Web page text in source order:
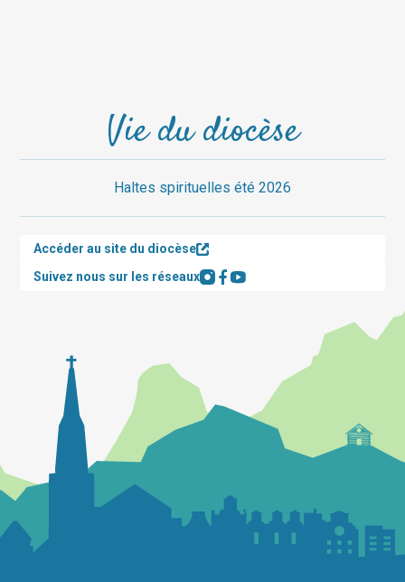
Vie du diocèse
Haltes spirituelles été 2026
Accéder au site du diocèse
Suivez nous sur les réseaux